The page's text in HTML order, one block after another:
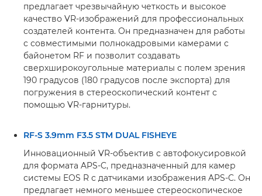
предлагает чрезвычайную четкость и высокое
качество VR-изображений для профессиональных
создателей контента. Он предназначен для работы
с совместимыми полнокадровыми камерами с
байонетом RF и позволит создавать
сверхширокоугольные материалы с полем зрения
190 градусов (180 градусов после экспорта) для
погружения в стереоскопический контент с
помощью VR-гарнитуры.
RF-S 3.9mm F3.5 STM DUAL FISHEYE
Инновационный VR-объектив с автофокусировкой
для формата APS-C, предназначенный для камер
системы EOS R с датчиками изображения APS-C. Он
предлагает немного меньшее стереоскопическое